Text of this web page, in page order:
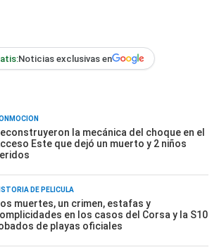
Noticias exclusivas en
la mecánica del choque en el
Este que dejó un muerto y 2 niños
DE PELÍCULA
muertes, un crimen, estafas y
en los casos del Corsa y la S10
de playas oficiales